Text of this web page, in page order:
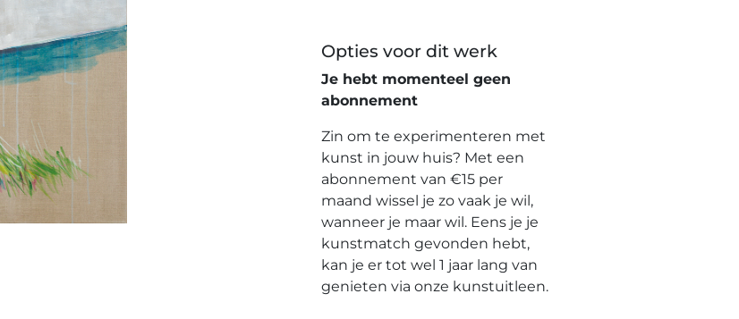
Opties voor dit werk
Je hebt momenteel geen
abonnement
Zin om te experimenteren met
kunst in jouw huis? Met een
abonnement van €15 per
maand wissel je zo vaak je wil,
wanneer je maar wil. Eens je je
kunstmatch gevonden hebt,
kan je er tot wel 1 jaar lang van
genieten via onze kunstuitleen.